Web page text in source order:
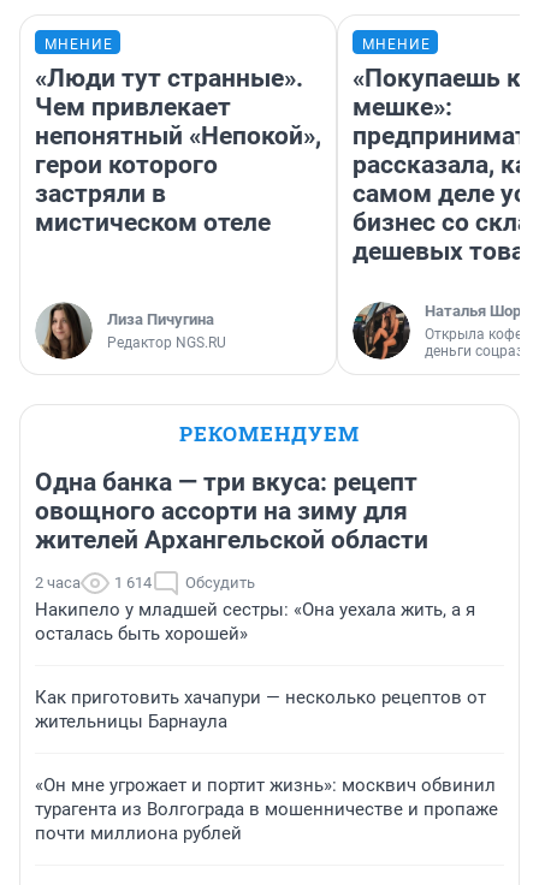
МНЕНИЕ
«Люди тут странные».
Чем привлекает
непонятный «Непокой»,
герои которого
застряли в
мистическом отеле
Лиза Пичугина
Редактор NGS.RU
МНЕНИЕ
«Покупаешь
мешке»:
рассказала,
самом деле
бизнес со
дешевых
Наталья
Открыла
деньги
РЕКОМЕНДУЕМ
Одна банка — три вкуса: рецепт
овощного ассорти на зиму для
жителей Архангельской области
2 часа 1 614 Обсудить
Накипело у младшей сестры: «Она уехала жить, а я
осталась быть хорошей»
Как приготовить хачапури — несколько рецептов от
жительницы Барнаула
«Он мне угрожает и портит жизнь»: москвич обвинил
турагента из Волгограда в мошенничестве и пропаже
почти миллиона рублей